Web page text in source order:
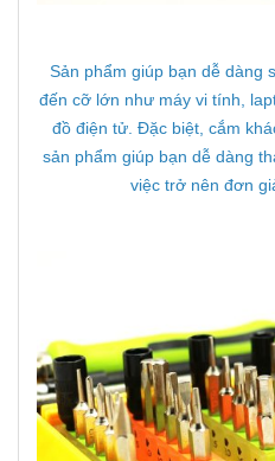
Sản phẩm giúp bạn dễ dàng
đến cỡ lớn như máy vi tính,
đồ điện tử. Đặc biệt, cắm
sản phẩm giúp bạn dễ dàng
việc trở nên đơn